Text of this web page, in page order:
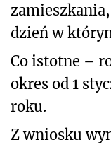
dzień w
Co istotne –
okres od 1
roku.
Z wniosku